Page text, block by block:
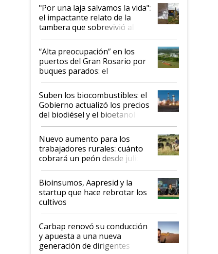
pase a ser "país sucio"
"Por una laja salvamos la vida":
el impactante relato de la
tambera que sobrevivió al
tornado
“Alta preocupación” en los
puertos del Gran Rosario por
buques parados: el
funcionamiento de las
exportadoras en tensión tras
la medida de fuerza de los
prácticos
Suben los biocombustibles: el
Gobierno actualizó los precios
del biodiésel y el bioetanol
Nuevo aumento para los
trabajadores rurales: cuánto
cobrará un peón desde julio
Bioinsumos, Aapresid y la
startup que hace rebrotar los
cultivos
Carbap renovó su conducción
y apuesta a una nueva
generación de dirigentes